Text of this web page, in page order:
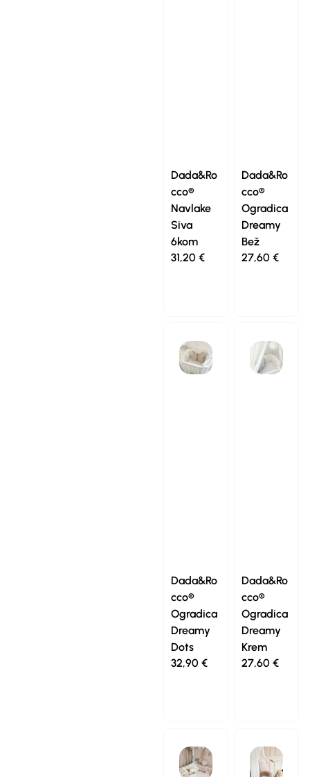
Dada&Ro
cco®
Navlake
Siva
6kom
31,20 €
Dada&Ro
cco®
Ogradica
Dreamy
Bež
27,60 €
Dada&Ro
cco®
Ogradica
Dreamy
Dots
32,90 €
Dada&Ro
cco®
Ogradica
Dreamy
Krem
27,60 €